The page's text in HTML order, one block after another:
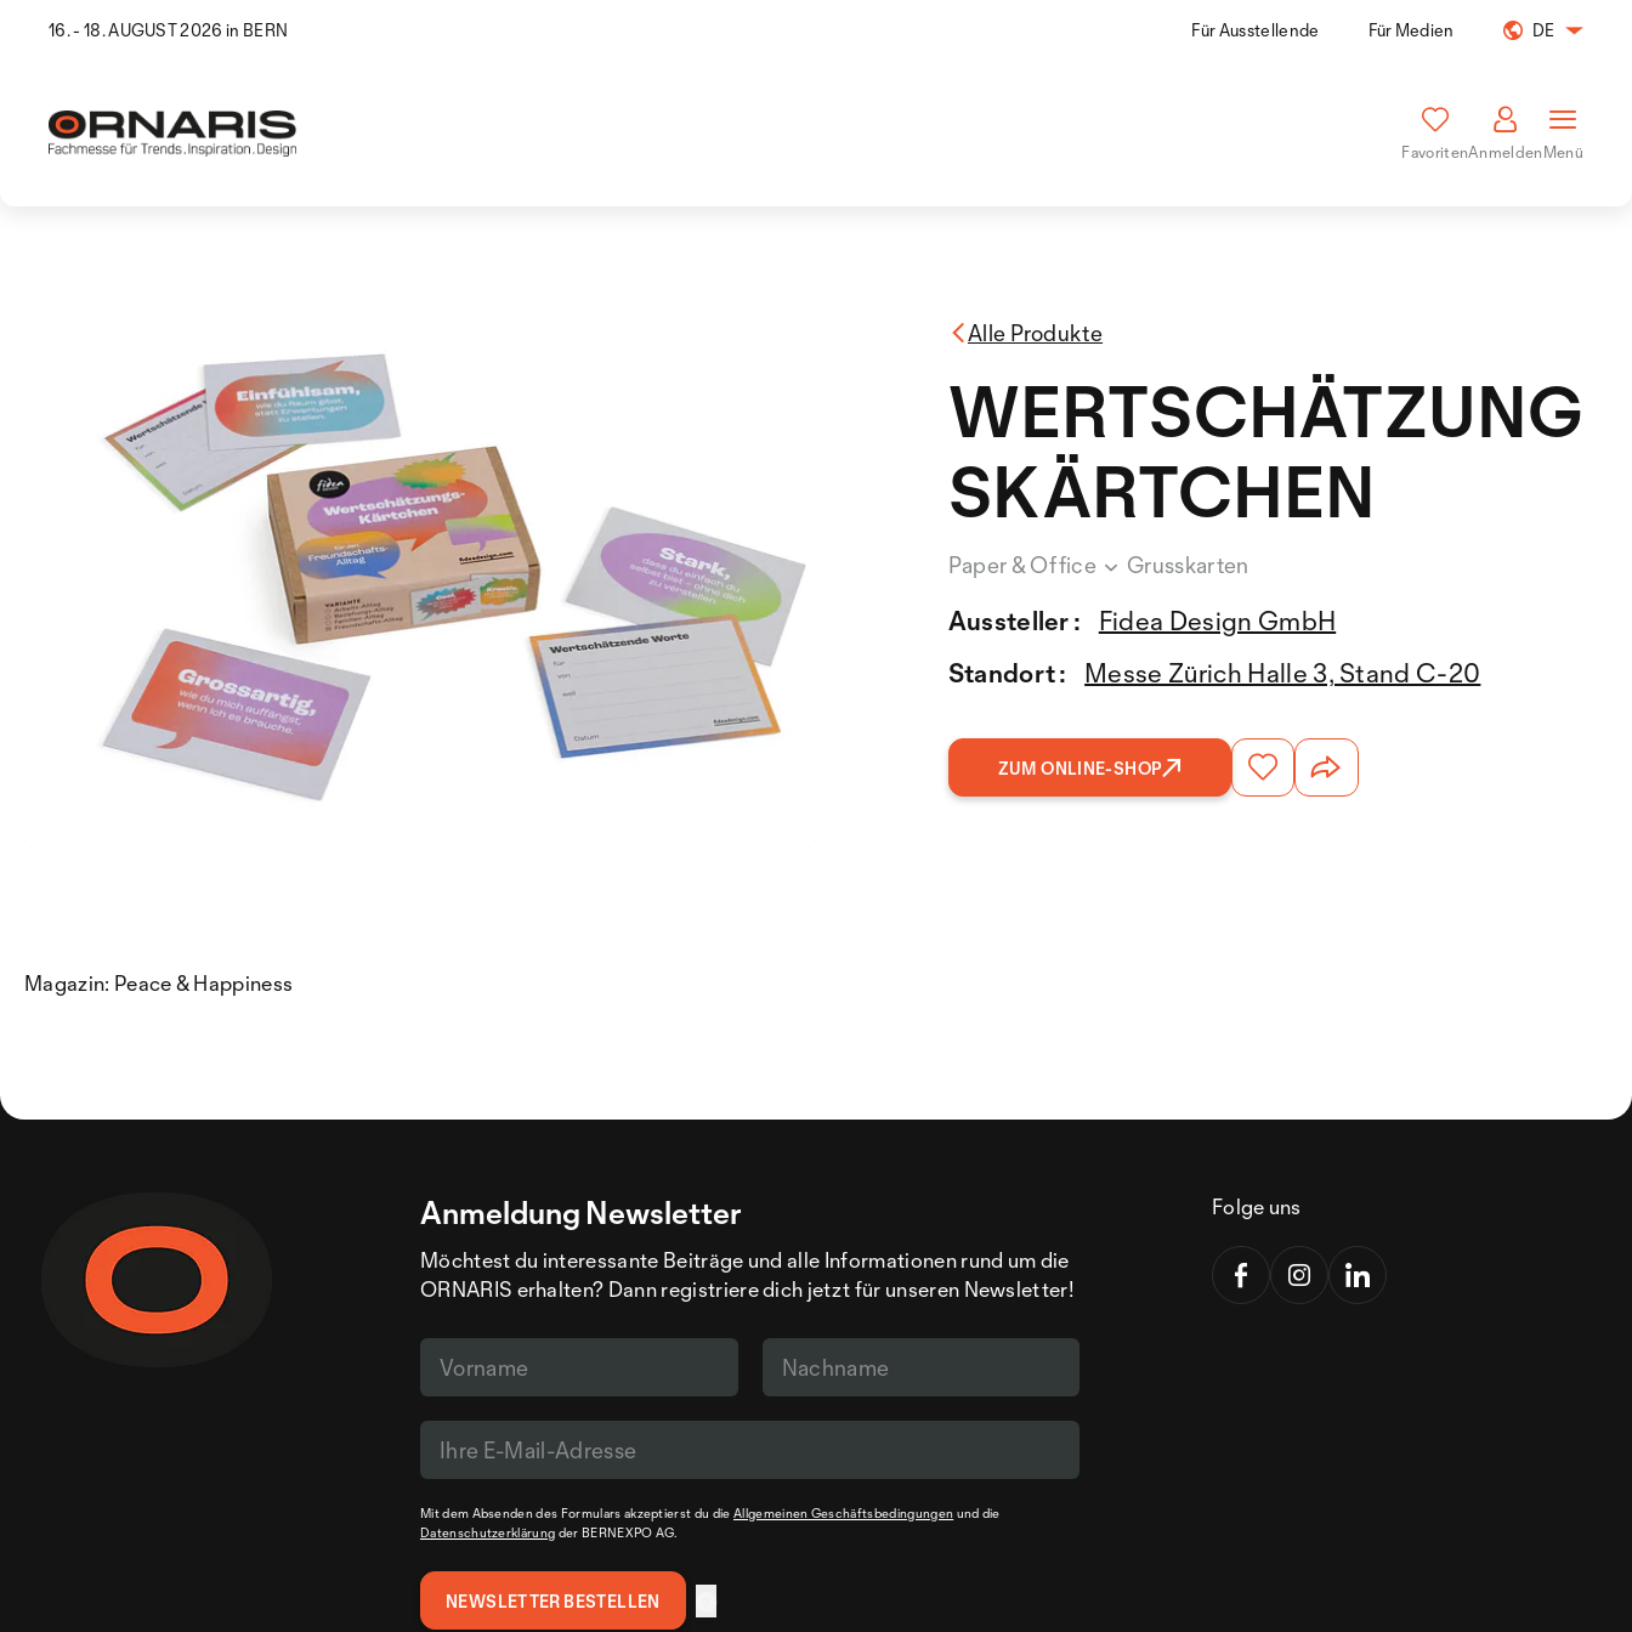
16. - 18. AUGUST 2026 in BERN Für Ausstellende Für Medien DE
FavoritenAnmeldenMenü
Alle Produkte
WERTSCHÄTZUNG
SKÄRTCHEN
Paper & Office Grusskarten
Aussteller :
Fidea Design GmbH
Standort :
Messe Zürich Halle 3, Stand C-20
ZUM ONLINE-SHOP
Magazin: Peace & Happiness
Anmeldung Newsletter
Möchtest du interessante Beiträge und alle Informationen rund um die
ORNARIS erhalten? Dann registriere dich jetzt für unseren Newsletter!
Mit dem Absenden des Formulars akzeptierst du die Allgemeinen Geschäftsbedingungen und die
Datenschutzerklärung der BERNEXPO AG.
Folge uns